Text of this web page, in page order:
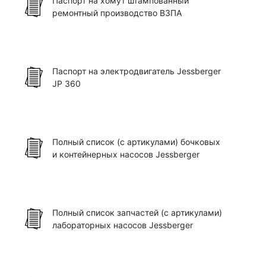
ремонтный производство ВЗПА
Паспорт на электродвигатель Jessberger
JP 360
Полный список (с артикулами) бочковых
и контейнерных насосов Jessberger
Полный список запчастей (с артикулами)
лабораторных насосов Jessberger